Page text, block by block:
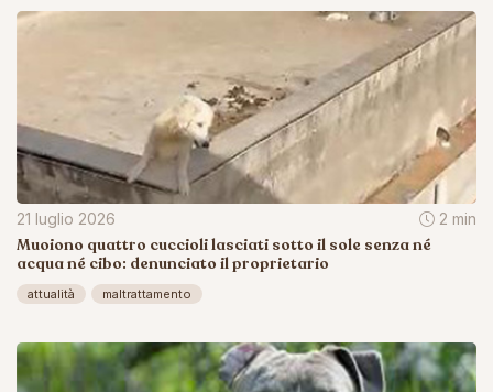
21 luglio 2026 2 min
Muoiono quattro cuccioli lasciati sotto il sole senza né
acqua né cibo: denunciato il proprietario
attualità maltrattamento